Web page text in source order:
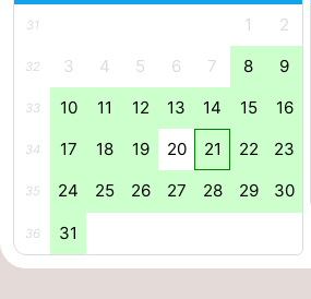
Zeeland
Duiveland
Renesse
31 1 2
32 3 4 5 6 7 8 9
33 10 11 12 13 14 15 16
34 17 18 19 20 21 22 23
35 24 25 26 27 28 29 30
36 31